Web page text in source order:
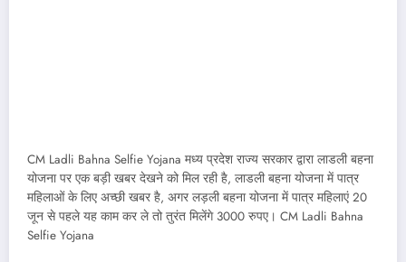
CM Ladli Bahna Selfie Yojana मध्य प्रदेश राज्य सरकार द्वारा लाडली बहना
योजना पर एक बड़ी खबर देखने को मिल रही है, लाडली बहना योजना में पात्र
महिलाओं के लिए अच्छी खबर है, अगर लड़ली बहना योजना में पात्र महिलाएं 20
जून से पहले यह काम कर ले तो तुरंत मिलेंगे 3000 रुपए‌। CM Ladli Bahna
Selfie Yojana